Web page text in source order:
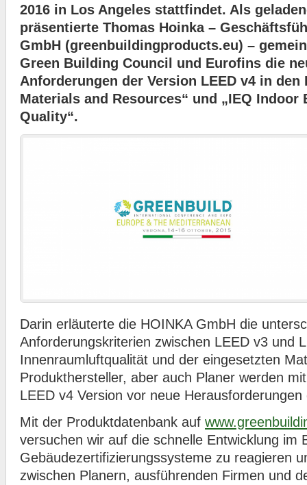
2016 in Los Angeles stattfindet. Als
präsentierte Thomas Hoinka –
GmbH (greenbuildingproducts.eu) –
Green Building Council und Eurofins die
Anforderungen der Version LEED v4 in den
Materials and Resources“ und „IEQ Indoor
Quality“.
Darin erläuterte die HOINKA GmbH die
Anforderungskriterien zwischen LEED v3 und
Innenraumluftqualität und der eingesetzten
Produkthersteller, aber auch Planer werden
LEED v4 Version vor neue Herausforderungen
Mit der Produktdatenbank auf
versuchen wir auf die schnelle Entwicklung im
Gebäudezertifizierungssysteme zu reagieren
zwischen Planern, ausführenden Firmen und